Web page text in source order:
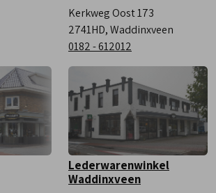
Kerkweg Oost 173
2741HD, Waddinxveen
0182 - 612012
Lederwarenwinkel
Waddinxveen